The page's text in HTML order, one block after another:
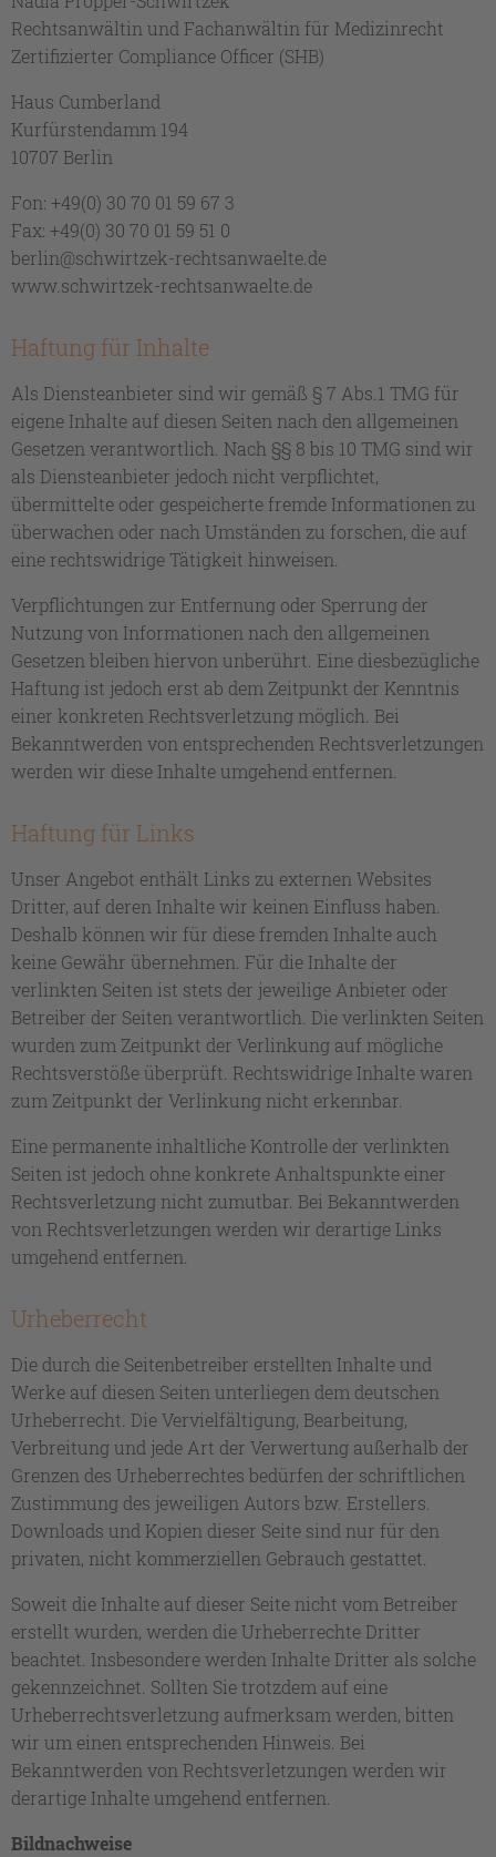
Rechtsanwältin und Fachanwältin für Medizinrecht
Zertifizierter Compliance Officer (SHB)
Haus Cumberland
Kurfürstendamm 194
10707 Berlin
Fon: +49(0) 30 70 01 59 67 3
Fax: +49(0) 30 70 01 59 51 0
berlin@schwirtzek-rechtsanwaelte.de
www.schwirtzek-rechtsanwaelte.de
Haftung für Inhalte
Als Diensteanbieter sind wir gemäß § 7 Abs.1 TMG für
eigene Inhalte auf diesen Seiten nach den allgemeinen
Gesetzen verantwortlich. Nach §§ 8 bis 10 TMG sind wir
als Diensteanbieter jedoch nicht verpflichtet,
übermittelte oder gespeicherte fremde Informationen zu
überwachen oder nach Umständen zu forschen, die auf
eine rechtswidrige Tätigkeit hinweisen.
Verpflichtungen zur Entfernung oder Sperrung der
Nutzung von Informationen nach den allgemeinen
Gesetzen bleiben hiervon unberührt. Eine diesbezügliche
Haftung ist jedoch erst ab dem Zeitpunkt der Kenntnis
einer konkreten Rechtsverletzung möglich. Bei
Bekanntwerden von entsprechenden Rechtsverletzungen
werden wir diese Inhalte umgehend entfernen.
Haftung für Links
Unser Angebot enthält Links zu externen Websites
Dritter, auf deren Inhalte wir keinen Einfluss haben.
Deshalb können wir für diese fremden Inhalte auch
keine Gewähr übernehmen. Für die Inhalte der
verlinkten Seiten ist stets der jeweilige Anbieter oder
Betreiber der Seiten verantwortlich. Die verlinkten Seiten
wurden zum Zeitpunkt der Verlinkung auf mögliche
Rechtsverstöße überprüft. Rechtswidrige Inhalte waren
zum Zeitpunkt der Verlinkung nicht erkennbar.
Eine permanente inhaltliche Kontrolle der verlinkten
Seiten ist jedoch ohne konkrete Anhaltspunkte einer
Rechtsverletzung nicht zumutbar. Bei Bekanntwerden
von Rechtsverletzungen werden wir derartige Links
umgehend entfernen.
Urheberrecht
Die durch die Seitenbetreiber erstellten Inhalte und
Werke auf diesen Seiten unterliegen dem deutschen
Urheberrecht. Die Vervielfältigung, Bearbeitung,
Verbreitung und jede Art der Verwertung außerhalb der
Grenzen des Urheberrechtes bedürfen der schriftlichen
Zustimmung des jeweiligen Autors bzw. Erstellers.
Downloads und Kopien dieser Seite sind nur für den
privaten, nicht kommerziellen Gebrauch gestattet.
Soweit die Inhalte auf dieser Seite nicht vom Betreiber
erstellt wurden, werden die Urheberrechte Dritter
beachtet. Insbesondere werden Inhalte Dritter als solche
gekennzeichnet. Sollten Sie trotzdem auf eine
Urheberrechtsverletzung aufmerksam werden, bitten
wir um einen entsprechenden Hinweis. Bei
Bekanntwerden von Rechtsverletzungen werden wir
derartige Inhalte umgehend entfernen.
Bildnachweise